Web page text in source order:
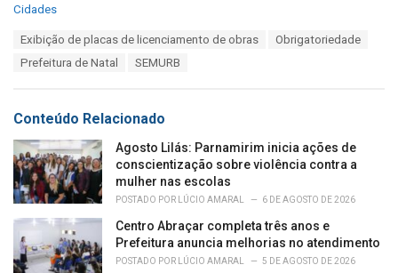
C
i
e
s
:
Cidades
Exibição de placas de licenciamento de obras
Obrigatoriedade
Prefeitura de Natal
SEMURB
Conteúdo Relacionado
Agosto Lilás: Parnamirim inicia ações de
conscientização sobre violência contra a
mulher nas escolas
POSTADO POR LÚCIO AMARAL 6 DE AGOSTO DE 2026
Centro Abraçar completa três anos e
Prefeitura anuncia melhorias no atendimento
POSTADO POR LÚCIO AMARAL 5 DE AGOSTO DE 2026